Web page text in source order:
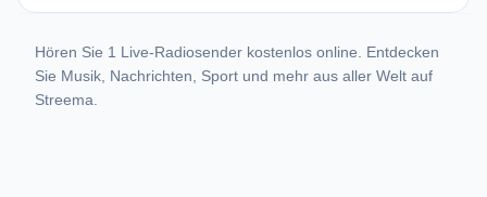
Hören Sie 1 Live-Radiosender kostenlos online. Entdecken
Sie Musik, Nachrichten, Sport und mehr aus aller Welt auf
Streema.